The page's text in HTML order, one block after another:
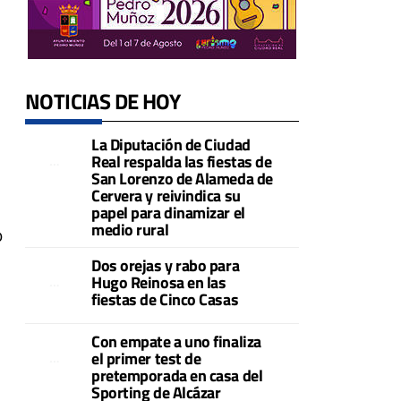
NOTICIAS DE HOY
La Diputación de Ciudad
Real respalda las fiestas de
San Lorenzo de Alameda de
Cervera y reivindica su
papel para dinamizar el
medio rural
Dos orejas y rabo para
Hugo Reinosa en las
fiestas de Cinco Casas
Con empate a uno finaliza
el primer test de
pretemporada en casa del
Sporting de Alcázar